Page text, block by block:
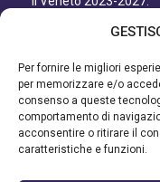
Per fornire le migliori
per memorizzare e/o
consenso a queste
comportamento di
acconsentire o ritirare il
caratteristiche e funzioni.
Direzione AdG
Iniziativa finanziata
Veneto 2014-2022.
Organismo